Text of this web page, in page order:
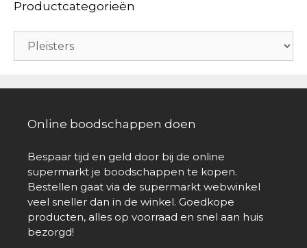
Productcategorieën
Online boodschappen doen
Bespaar tijd en geld door bij de online
supermarkt je boodschappen te kopen.
Bestellen gaat via de supermarkt webwinkel
veel sneller dan in de winkel. Goedkope
producten, alles op voorraad en snel aan huis
bezorgd!